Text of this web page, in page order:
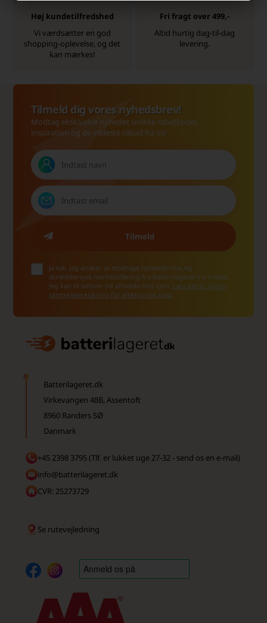
Høj kundetilfredshed
Vi værdsætter en god
shopping-oplevelse, og det
kan mærkes!
Fri fragt over 499,-
Altid hurtig dag-til-dag
levering.
Tilmeld dig vores nyhedsbrev!
Modtag eksklusive nyheder, unikke rabatkoder,
inspiration og de vildeste tilbud fra os!
Ja tak, jeg ønsker at modtage nyhedsbreve og
skræddersyet markedsføring fra Batterilageret via e-mail.
Jeg kan til enhver tid afmelde mig igen. Læs mere i vores
samtykkeerklæring for elektronisk post
Batterilageret.dk
Virkevangen 48B, Assentoft
8960 Randers SØ
Danmark
+45 2398 3795 (Tlf. er lukket uge 27-32 - send os en e-mail)
info@batterilageret.dk
CVR: 25273729
Se rutevejledning